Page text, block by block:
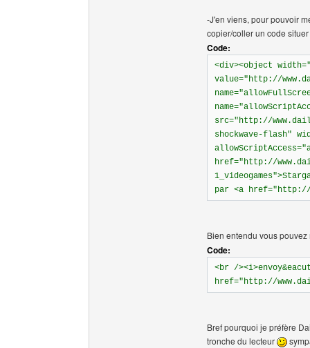
-J'en viens, pour pouvoir
copier/coller un code
Code:
<div><object
value="http://
src="http://
shockwave-flash"
href="http://
par <a href="http://
Bien entendu vous
Code:
<br /
href="http://
Bref pourquoi je préfère
tronche du lecteur